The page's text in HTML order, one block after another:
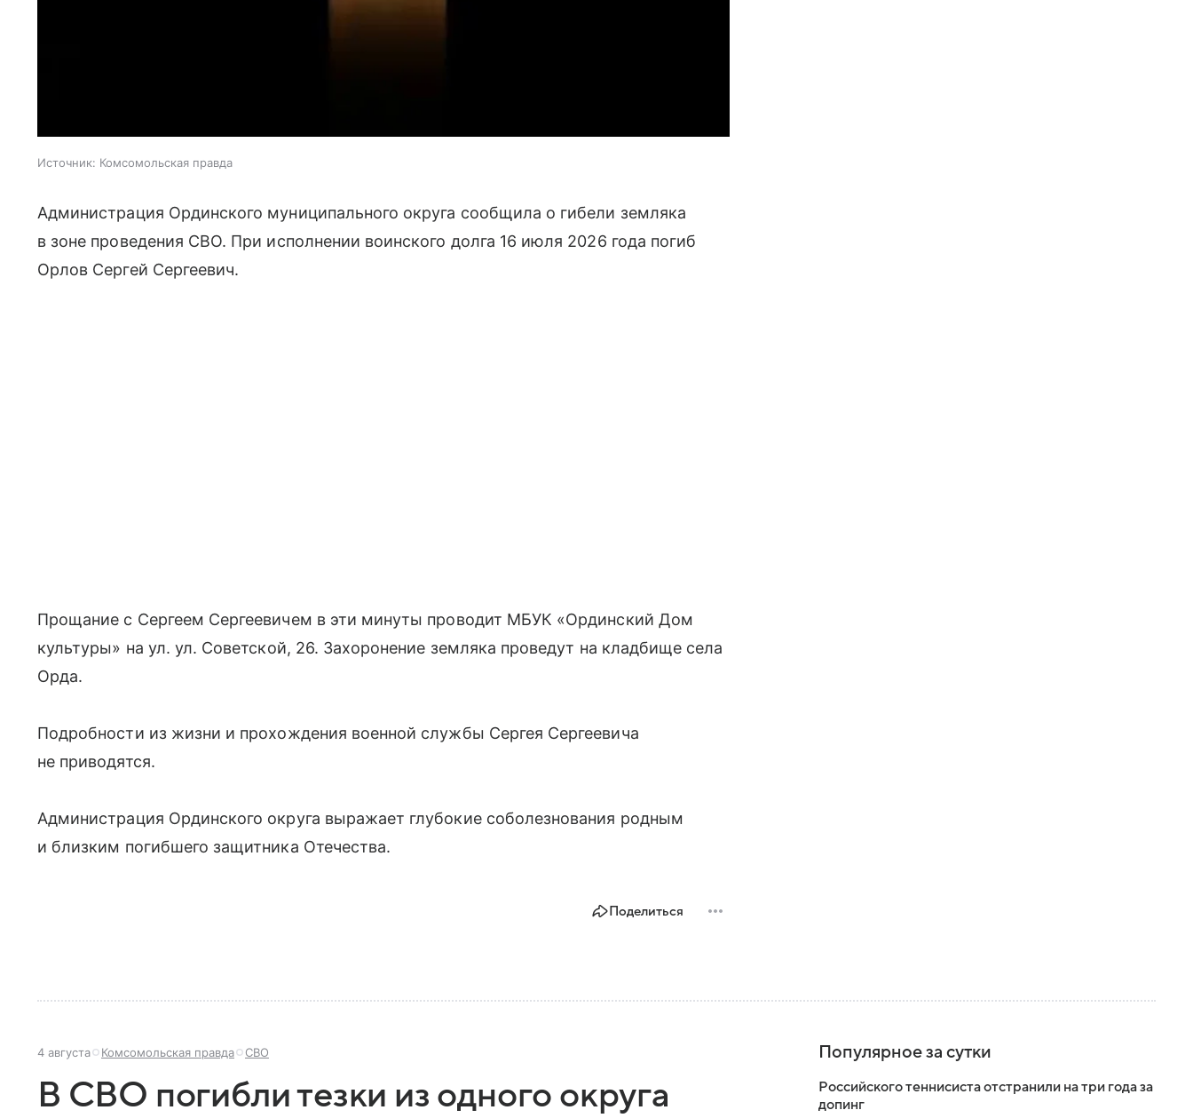
Источник: Комсомольская правда
Администрация Ординского муниципального округа сообщила о гибели земляка
в зоне проведения СВО. При исполнении воинского долга 16 июля 2026 года погиб
Орлов Сергей Сергеевич.
Прощание с Сергеем Сергеевичем в эти минуты проводит МБУК «Ординский Дом
культуры» на ул. ул. Советской, 26. Захоронение земляка проведут на кладбище села
Орда.
Подробности из жизни и прохождения военной службы Сергея Сергеевича
не приводятся.
Администрация Ординского округа выражает глубокие соболезнования родным
и близким погибшего защитника Отечества.
Поделиться
4 августа Комсомольская правда СВО
В СВО погибли тезки из одного округа
Популярное за сутки
Российского теннисиста отстранили на три года за
допинг